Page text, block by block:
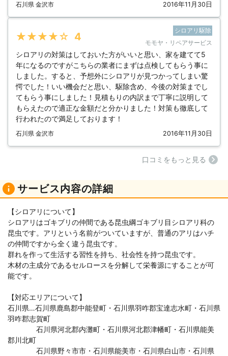
石川県 金沢市 2016年11月30日
★★★★★ 4
シロアリ駆除
モモヤ・リペアサービス
シロアリの対策はしておいた方がいいと思い、家を建てて5
年になるのですがこちらの業者にまずは点検してもらう事に
しました。すると、予想外にシロアリが見つかってしまい驚
愕でした！いい機会だと思い、駆除含め、今後の対策までし
てもらう事にしました！見積もりの内訳まで丁寧に説明して
もらえたので適正な金額だと分かりました！対策も徹底して
行われたので満足しております！
石川県 金沢市 2016年11月30日
⼝コミをもっと見る
サービス内容の詳細
【シロアリについて】
シロアリはゴキブリの仲間である昆虫綱ゴキブリ目シロアリ科の
昆虫です。アリという名前がついていますが、普通のアリはハチ
の仲間ですから全く違う昆虫です。
群れを作って生活する習性を持ち、社会性を持つ昆虫です。
木材の主成分であるセルロースを分解して栄養源にすることが可
能です。
【対応エリアについて】
石川県…石川県鹿島郡中能登町・石川県羽咋郡宝達志水町・石川県
羽咋郡志賀町
石川県河北郡内灘町・石川県河北郡津幡町・石川県能美
郡川北町
石川県野々市市・石川県能美市・石川県白山市・石川県